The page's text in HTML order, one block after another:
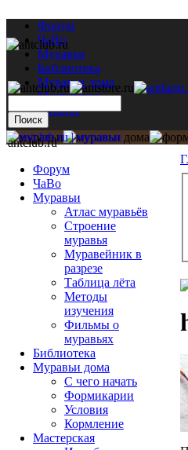
Форум
ЧаВо
Муравьи
Библиотека
Муравьи дома
Мастерская
Каталог
antclub.ru
Форум
ЧаВо
Муравьи
Атлас муравьёв
Строение
муравья
Муравейник в
разрезе
Таблица лёта
Методы
изучения
Фильмы о
муравьях
Библиотека
Муравьи дома
С чего начать
Формикарии
Условия
Кормление
Мастерская